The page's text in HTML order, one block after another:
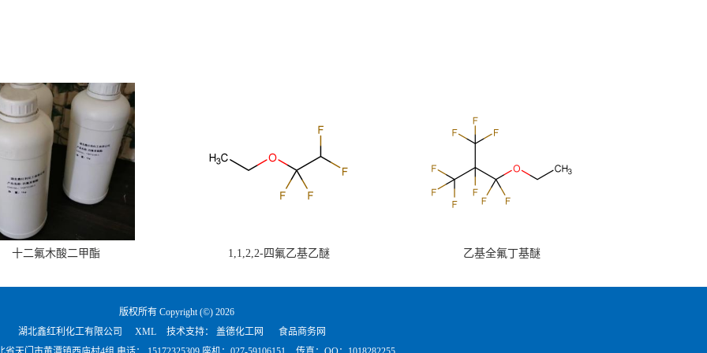
十二氟木酸二甲酯 1,1,2,2-四氟乙基乙醚 乙基全氟丁基醚
版权所有 Copyright (©) 2026
湖北鑫红利化工有限公司
XML 技术支持： 盖德化工网
食品商务网